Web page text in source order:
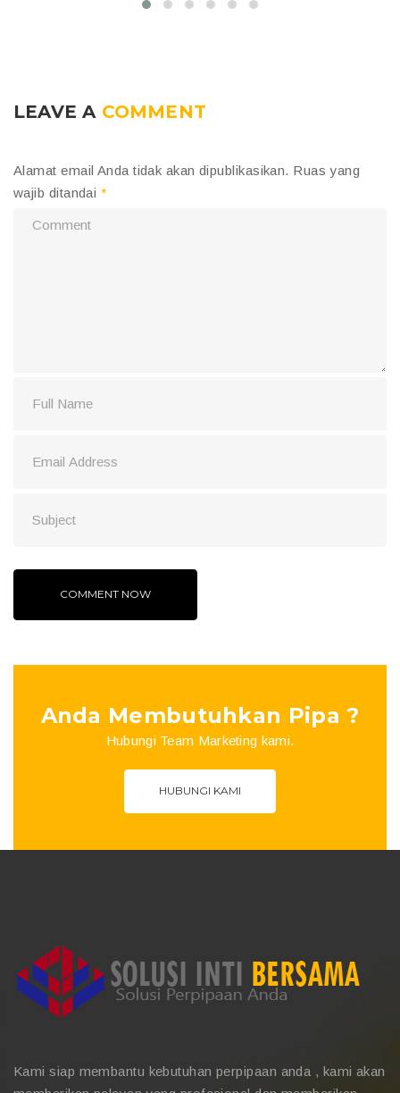
LEAVE A COMMENT
Alamat email Anda tidak akan dipublikasikan. Ruas yang
wajib ditandai *
Anda Membutuhkan Pipa ?
Hubungi Team Marketing kami.
HUBUNGI KAMI
Kami siap membantu kebutuhan perpipaan anda , kami akan